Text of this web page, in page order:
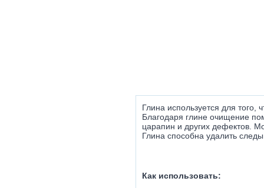
Глина используется для
Благодаря глине очищение
царапин и других дефектов.
Глина способна удалить
Как использовать: